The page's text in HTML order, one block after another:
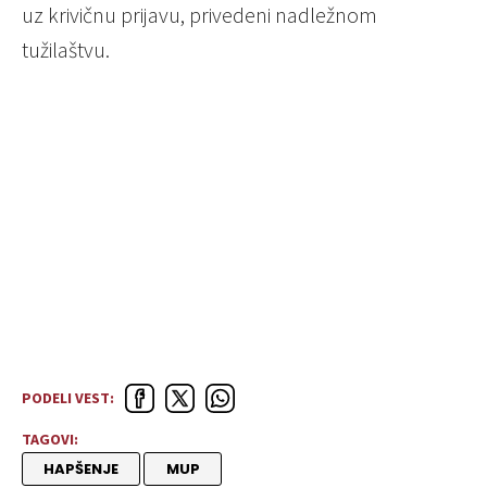
uz krivičnu prijavu, privedeni nadležnom
tužilaštvu.
PODELI VEST:
TAGOVI:
HAPŠENJE MUP